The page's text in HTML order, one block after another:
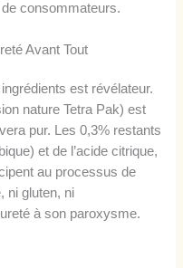
consommateurs.
Avant Tout
est révélateur.
nature Tetra Pak) est
pur. Les 0,3% restants
et de l’acide citrique,
au processus de
ni gluten, ni
à son paroxysme.